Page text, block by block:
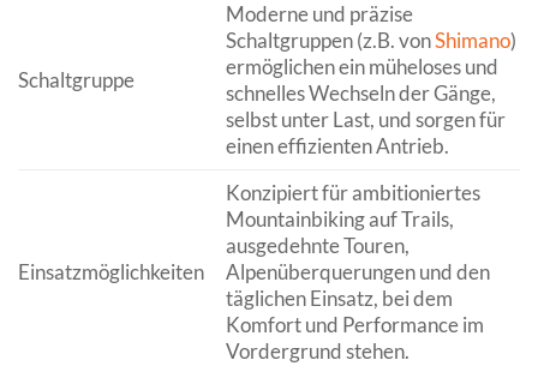
Schaltgruppe
Moderne und präzise
Schaltgruppen (z.B. vonShimano)
ermöglichen ein müheloses und
schnelles Wechseln der Gänge,
selbst unter Last, und sorgen für
einen effizienten Antrieb.
Einsatzmöglichkeiten
Konzipiert für ambitioniertes
Mountainbiking auf Trails,
ausgedehnte Touren,
Alpenüberquerungen und den
täglichen Einsatz, bei dem
Komfort und Performance im
Vordergrund stehen.